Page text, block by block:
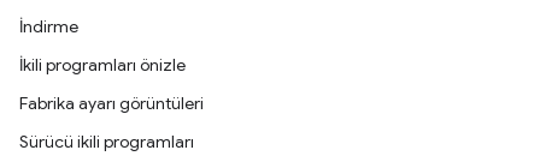
İndirme
İkili programları önizle
Fabrika ayarı görüntüleri
Sürücü ikili programları